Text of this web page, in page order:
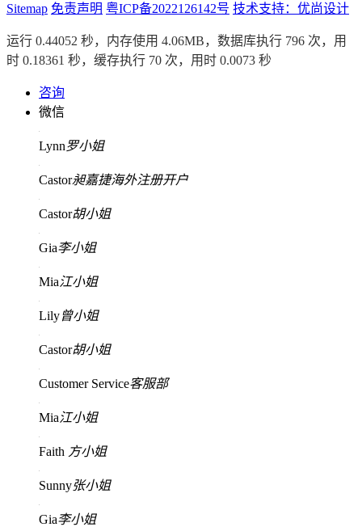
Sitemap 免责声明 粤ICP备2022126142号 技术支持：优尚设计
运行 0.44052 秒，内存使用 4.06MB，数据库执行 796 次，用
时 0.18361 秒，缓存执行 70 次，用时 0.0073 秒
咨询
微信
Lynn罗小姐
Castor昶嘉捷海外注册开户
Castor胡小姐
Gia李小姐
Mia江小姐
Lily曾小姐
Castor胡小姐
Customer Service客服部
Mia江小姐
Faith 方小姐
Sunny张小姐
Gia李小姐